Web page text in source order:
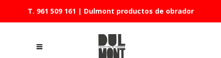
T. 961 509 161 | Dulmont productos de obrador